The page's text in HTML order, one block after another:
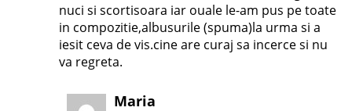
nuci si scortisoara iar ouale le-am pus pe toate
in compozitie,albusurile (spuma)la urma si a
iesit ceva de vis.cine are curaj sa incerce si nu
va regreta.
Maria